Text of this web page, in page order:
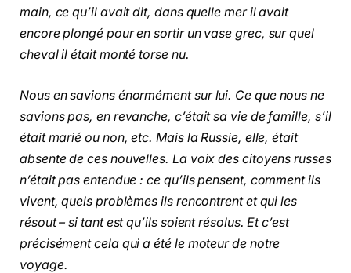
main, ce qu’il avait dit, dans quelle mer il avait
encore plongé pour en sortir un vase grec, sur quel
cheval il était monté torse nu.
Nous en savions énormément sur lui. Ce que nous ne
savions pas, en revanche, c’était sa vie de famille, s’il
était marié ou non, etc. Mais la Russie, elle, était
absente de ces nouvelles. La voix des citoyens russes
n’était pas entendue : ce qu’ils pensent, comment ils
vivent, quels problèmes ils rencontrent et qui les
résout – si tant est qu’ils soient résolus. Et c’est
précisément cela qui a été le moteur de notre
voyage.